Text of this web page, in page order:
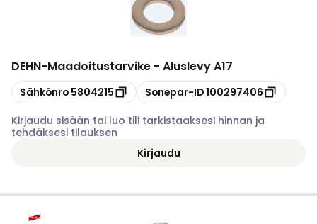
DEHN-Maadoitustarvike - Aluslevy A17
Kopioi
Sähkönro 5804215 Kopioi
Sonepar-ID100297406
Kirjaudu sisään tai luo tili tarkistaaksesi hinnan ja
tehdäksesi tilauksen
Kirjaudu